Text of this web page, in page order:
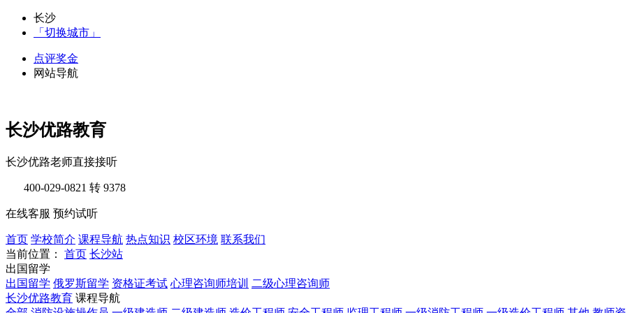
长沙
「切换城市」
点评奖金
网站导航
长沙优路教育
长沙优路老师直接接听
400-029-0821 转 9378
在线客服 预约试听
首页 学校简介 课程导航 热点知识 校区环境 联系我们
当前位置：
首页 长沙站
出国留学
出国留学 俄罗斯留学 资格证考试 心理咨询师培训
二级心理咨询师
长沙优路教育 课程导航